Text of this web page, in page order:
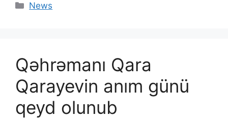
News
Qəhrəmanı Qara
Qarayevin anım günü
qeyd olunub